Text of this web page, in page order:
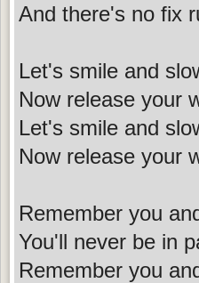
And there's no fix
Let's smile and
Now release your
Let's smile and
Now release your
Remember you
You'll never be in
Remember you